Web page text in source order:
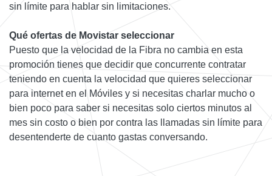
sin límite para hablar sin limitaciones.
Qué ofertas de Movistar seleccionar
Puesto que la velocidad de la Fibra no cambia en esta
promoción tienes que decidir que concurrente contratar
teniendo en cuenta la velocidad que quieres seleccionar
para internet en el Móviles y si necesitas charlar mucho o
bien poco para saber si necesitas solo ciertos minutos al
mes sin costo o bien por contra las llamadas sin límite para
desentenderte de cuanto gastas conversando.